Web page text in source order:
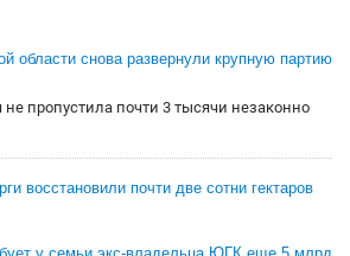
области снова развернули крупную партию
пропустила почти 3 тысячи незаконно
восстановили почти две сотни гектаров